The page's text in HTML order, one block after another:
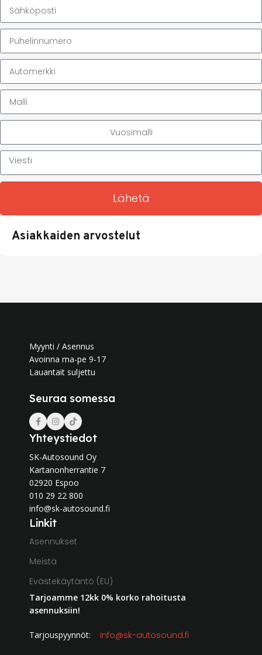
Lähetä
Asiakkaiden arvostelut
Myynti / Asennus
Avoinna ma-pe 9-17
Lauantait suljettu
Seuraa somessa
Yhteystiedot
SK-Autosound Oy
Kartanonherrantie 7
02920 Espoo
010 29 22 800
info@sk-autosound.fi
Linkit
Asennukset
Meistä
Evästekäytäntö (EU)
Tarjoamme 12kk 0% korko rahoitusta
asennuksiin!
Tarjouspyynnöt: info@sk-autosound.fi